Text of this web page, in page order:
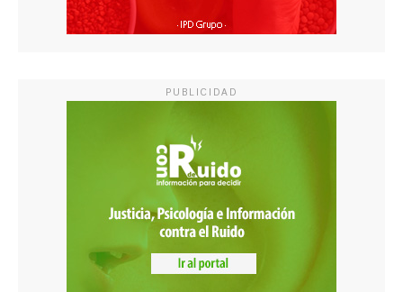
PUBLICIDAD